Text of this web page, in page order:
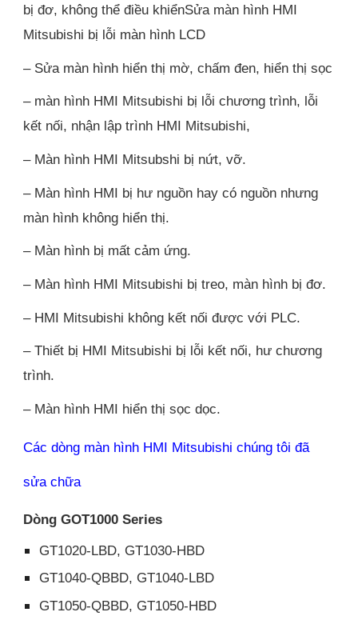
bị đơ, không thể điều khiểnSửa màn hình HMI
Mitsubishi bị lỗi màn hình LCD
– Sửa màn hình hiển thị mờ, chấm đen, hiển thị sọc
– màn hình HMI Mitsubishi bị lỗi chương trình, lỗi
kết nối, nhận lập trình HMI Mitsubishi,
– Màn hình HMI Mitsubshi bị nứt, vỡ.
– Màn hình HMI bị hư nguồn hay có nguồn nhưng
màn hình không hiển thị.
– Màn hình bị mất cảm ứng.
– Màn hình HMI Mitsubishi bị treo, màn hình bị đơ.
– HMI Mitsubishi không kết nối được với PLC.
– Thiết bị HMI Mitsubishi bị lỗi kết nối, hư chương
trình.
– Màn hình HMI hiển thị sọc dọc.
Các dòng màn hình HMI Mitsubishi chúng tôi đã
sửa chữa
Dòng GOT1000 Series
GT1020-LBD, GT1030-HBD
GT1040-QBBD, GT1040-LBD
GT1050-QBBD, GT1050-HBD